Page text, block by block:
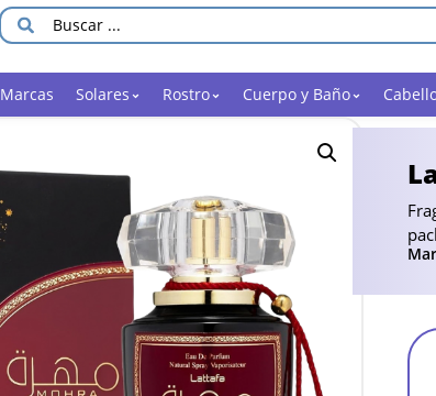
Marcas Solares Rostro Cuerpo y Baño